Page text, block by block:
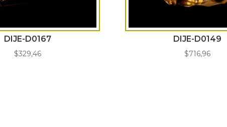
DIJE-D0167
$329,46
DIJE-D0149
$716,96